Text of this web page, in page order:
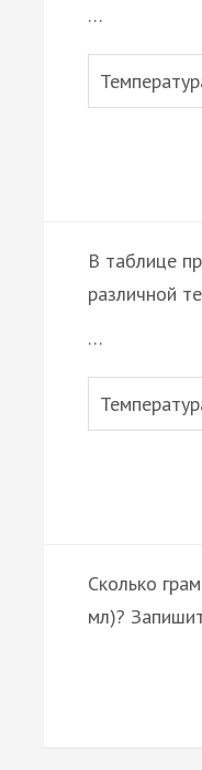
…
В таблице
различной
…
Сколько
мл)?